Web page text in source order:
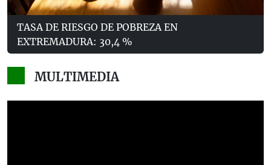
TASA DE RIESGO DE POBREZA EN
EXTREMADURA: 30,4 %
MULTIMEDIA